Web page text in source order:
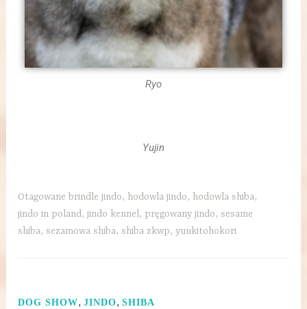
Ryo
Yujin
Otagowane brindle jindo, hodowla jindo, hodowla shiba,
jindo in poland,jindo kennel, pręgowany jindo,sesame
shiba,sezamowa shiba,shiba zkwp,yuukitohokori
DOG SHOW,JINDO,SHIBA